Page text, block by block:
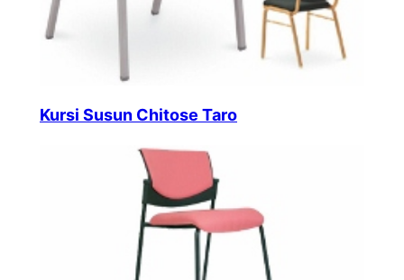
Kursi Susun Chitose Taro